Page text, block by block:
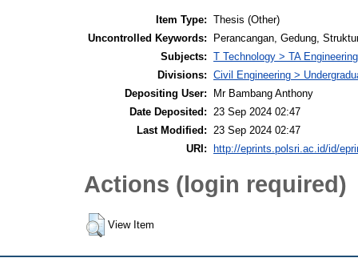
Item Type: Thesis (Other)
Uncontrolled Keywords:
Perancangan, Gedung,
Subjects: T Technology > TA
Divisions: Civil Engineering >
Depositing User:
Mr Bambang Anthony
Date Deposited:
23 Sep 2024 02:47
Last Modified:
23 Sep 2024 02:47
URI:
http://eprints.polsri.ac.id/id/
Actions (login required)
View Item